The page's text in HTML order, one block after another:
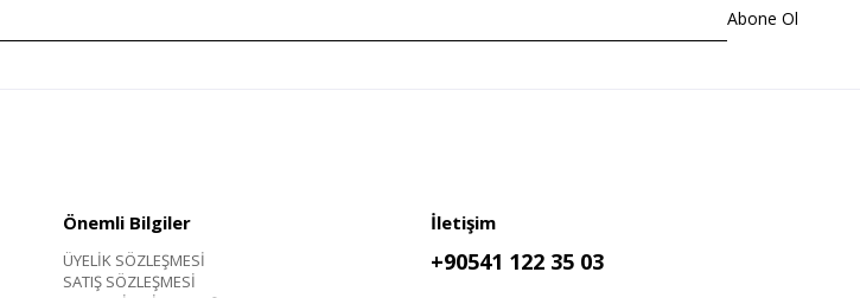
Abone Ol
Önemli Bilgiler
ÜYELİK SÖZLEŞMESİ
SATIŞ SÖZLEŞMESİ
İletişim
+90541 122 35 03